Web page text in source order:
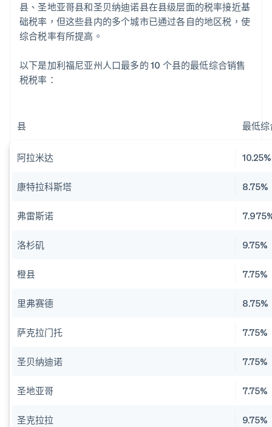
县、圣地亚哥县和圣贝纳迪诺县在县级层面的税率接近基
础税率，但这些县内的多个城市已通过各自的地区税，使
综合税率有所提高。
以下是加利福尼亚州人口最多的 10 个县的最低综合销售
税税率：
县 最低
阿拉米达 10.25%
康特拉科斯塔 8.75%
弗雷斯诺
洛杉矶 9.75%
橙县 7.75%
里弗赛德 8.75%
萨克拉门托 7.75%
圣贝纳迪诺 7.75%
圣地亚哥 7.75%
圣克拉拉 9.75%